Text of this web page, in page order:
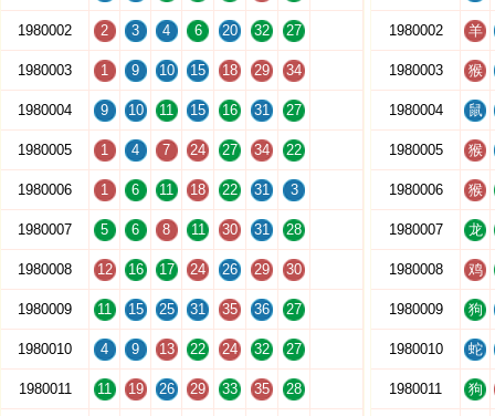
1980002 2 3 4 6 20 32 27
1980003 1 9 10 15 18 29 34
1980004 9 10 11 15 16 31 27
1980005 1 4 7 24 27 34 22
1980006 1 6 11 18 22 31 3
1980007 5 6 8 11 30 31 28
1980008 12 16 17 24 26 29 30
1980009 11 15 25 31 35 36 27
1980010 4 9 13 22 24 32 27
1980011 11 19 26 29 33 35 28
1980002 羊
1980003 猴
1980004 鼠
1980005 猴
1980006 猴
1980007 龙
1980008 鸡
1980009 狗
1980010 蛇
1980011 狗